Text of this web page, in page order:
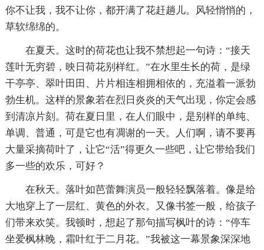
你不让我，我不让你，都开满了花赶趟儿。风轻悄悄的，
草软绵绵的。
在夏天。这时的荷花也让我不禁想起一句诗：“接天
莲叶无穷碧，映日荷花别样红。”在水里生长的荷，是绿
干亭亭、翠叶田田、片片相连相拥相依的，充溢着一派勃
勃生机。这样的景象若在烈日炎炎的天气出现，你定会感
到清凉片刻。荷在夏日里，在人们眼中，是别样的单纯、
单调、普通，可是它也有凋谢的一天。人们啊，请不要再
大量采摘荷叶了，让它“活”得更久一些吧，让它带给我们
多一些的欢乐，可好？
在秋天。落叶如芭蕾舞演员一般轻轻飘落着。像是给
大地穿上了一层红、黄色的外衣。又像书签一般，给孩子
们带来欢笑。我顿时，想起了那句描写枫叶的诗：“停车
坐爱枫林晚，霜叶红于二月花。”我被这一幕景象深深地